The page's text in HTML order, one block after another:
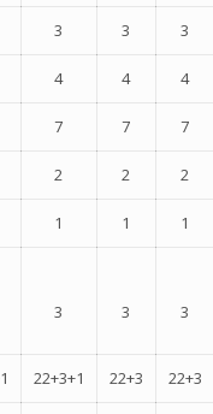
3 3 3
4 4 4
7 7 7
2 2 2
1 1 1
3 3 3
22+3+1 22+3 22+3